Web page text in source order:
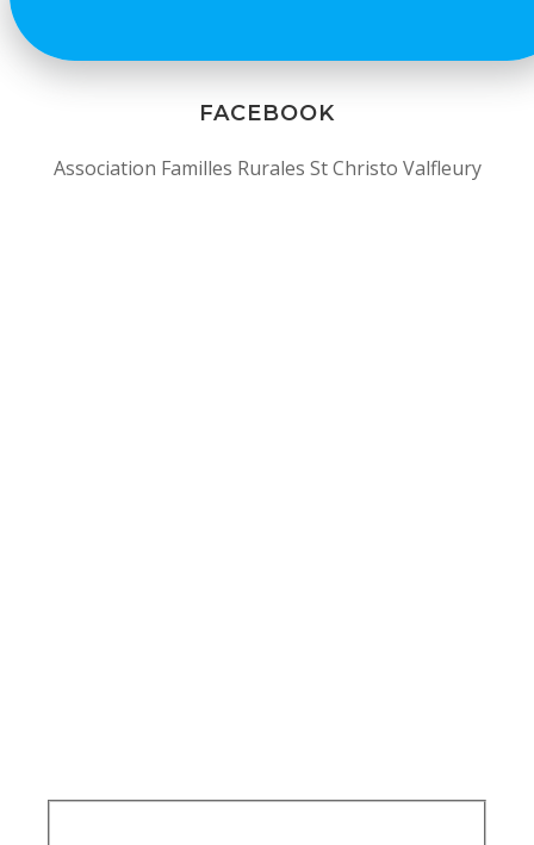
FACEBOOK
Association Familles Rurales St Christo Valfleury